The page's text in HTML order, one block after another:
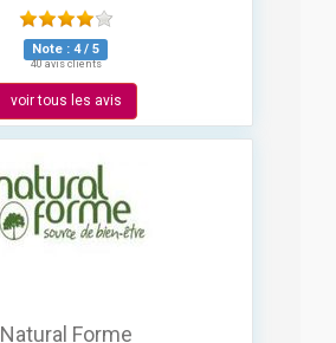
Note : 4/ 5
40 avis clients
voir tous les avis
Natural Forme